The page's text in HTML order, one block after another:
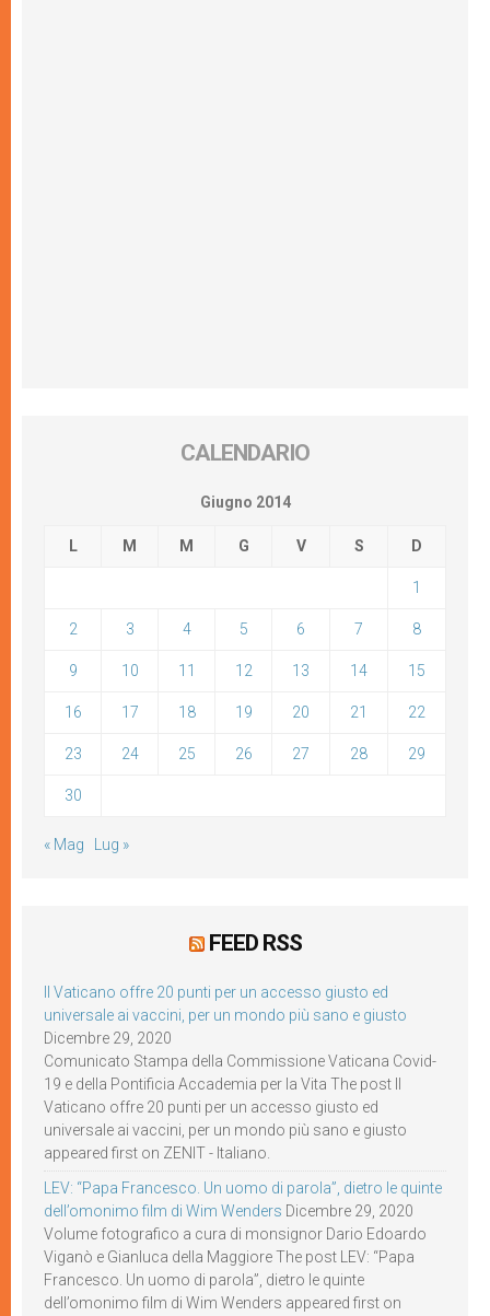
CALENDARIO
Giugno 2014
L M M G V S D
1
2 3 4 5 6 7 8
9 10 11 12 13 14 15
16 17 18 19 20 21 22
23 24 25 26 27 28 29
30
« Mag Lug »
FEED RSS
Il Vaticano offre 20 punti per un accesso giusto ed
universale ai vaccini, per un mondo più sano e giusto
Dicembre 29, 2020
Comunicato Stampa della Commissione Vaticana Covid-
19 e della Pontificia Accademia per la Vita The post Il
Vaticano offre 20 punti per un accesso giusto ed
universale ai vaccini, per un mondo più sano e giusto
appeared first on ZENIT - Italiano.
LEV: “Papa Francesco. Un uomo di parola”, dietro le quinte
dell’omonimo film di Wim Wenders Dicembre 29, 2020
Volume fotografico a cura di monsignor Dario Edoardo
Viganò e Gianluca della Maggiore The post LEV: “Papa
Francesco. Un uomo di parola”, dietro le quinte
dell’omonimo film di Wim Wenders appeared first on